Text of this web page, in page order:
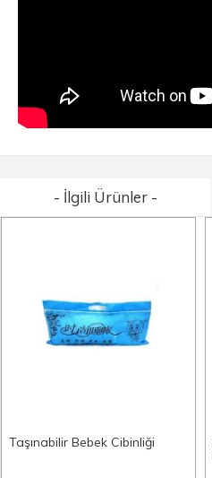
- İlgili Ürünler -
Taşınabilir Bebek Cibinliği